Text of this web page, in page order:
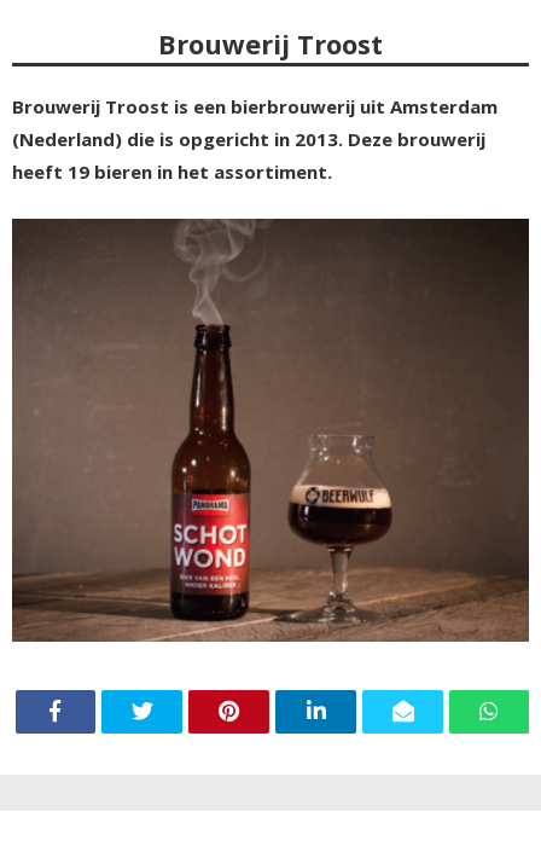
Brouwerij Troost
Brouwerij Troost is een bierbrouwerij uit Amsterdam
(Nederland) die is opgericht in 2013. Deze brouwerij
heeft 19 bieren in het assortiment.